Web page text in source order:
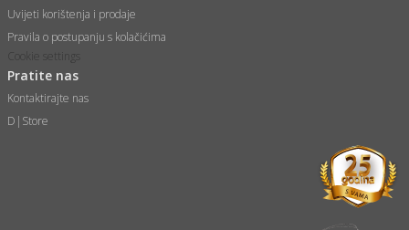
Uvijeti korištenja i prodaje
Pravila o postupanju s kolačićima
Cookie settings
Pratite nas
Kontaktirajte nas
D|Store